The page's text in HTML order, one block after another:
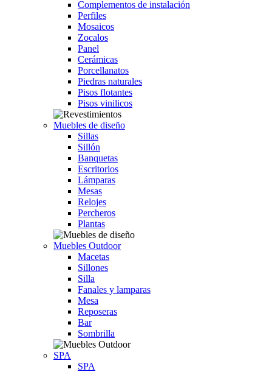
Complementos de instalación
Perfiles
Mosaicos
Zocalos
Panel
Cerámicas
Porcellanatos
Piedras naturales
Pisos flotantes
Pisos vinilicos
Muebles de diseño
Sillas
Sillón
Banquetas
Escritorios
Lámparas
Mesas
Relojes
Percheros
Plantas
Muebles Outdoor
Macetas
Sillones
Silla
Fanales y lamparas
Mesa
Reposeras
Bar
Sombrilla
SPA
SPA